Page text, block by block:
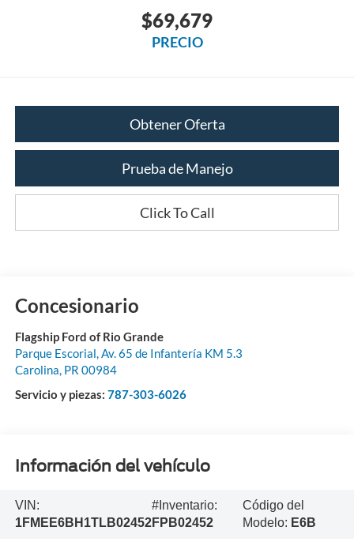
$69,679
PRECIO
Obtener Oferta
Prueba de Manejo
Click To Call
Concesionario
Flagship Ford of Rio Grande
Parque Escorial, Av. 65 de Infantería KM 5.3
Carolina, PR 00984
Servicio y piezas: 787-303-6026
Información del vehículo
VIN:
1FMEE6BH1TLB02452
#Inventario:
FPB02452
Código del
Modelo: E6B